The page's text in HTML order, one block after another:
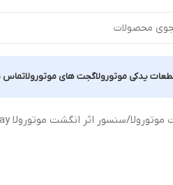
یدکی موتورولاگجت های موتورولاتماس
سنسور اثر انگشت موتورولا Moto Z Play | حسگر Fingerprint اورجینال